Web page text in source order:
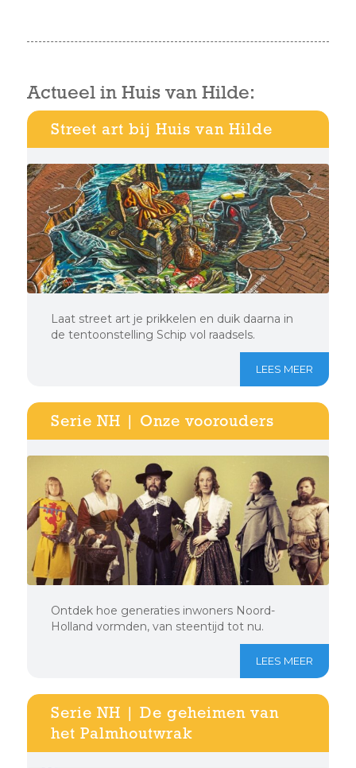
Actueel in Huis van Hilde:
Street art bij Huis van Hilde
Laat street art je prikkelen en duik daarna in
de tentoonstelling Schip vol raadsels.
LEES MEER
Serie NH | Onze voorouders
Ontdek hoe generaties inwoners Noord-
Holland vormden, van steentijd tot nu.
LEES MEER
Serie NH | De geheimen van
het Palmhoutwrak